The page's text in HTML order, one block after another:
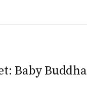
Baby Buddha